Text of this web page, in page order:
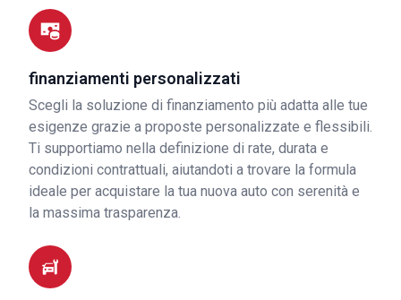
finanziamenti personalizzati
Scegli la soluzione di finanziamento più adatta alle tue
esigenze grazie a proposte personalizzate e flessibili.
Ti supportiamo nella definizione di rate, durata e
condizioni contrattuali, aiutandoti a trovare la formula
ideale per acquistare la tua nuova auto con serenità e
la massima trasparenza.